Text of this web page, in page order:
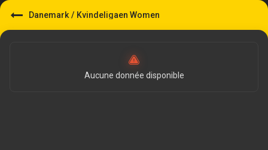
Danemark / Kvindeligaen Women
Aucune donnée disponible